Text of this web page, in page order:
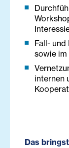
Fall-
sowie
internen
Das